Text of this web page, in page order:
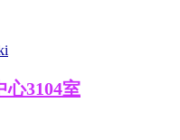
心3104室